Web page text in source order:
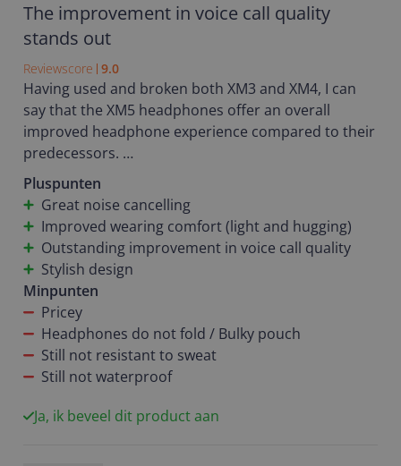
The improvement in voice call quality
stands out
Reviewscore 9.0
Having used and broken both XM3 and XM4, I can
say that the XM5 headphones offer an overall
improved headphone experience compared to their
predecessors.
The noise cancelling is excellent, as one would
expect, although the noticeable improvement from
XM4 is marginal, I have to admit.
The comfort of wear is really improved; the set is
lighter, and the ear pads are bigger. After wearing
the headphones for hours, the area around my ears
was noticeably less strained and sweaty than usual
with my XM4.
The actual game changer for me is the
Pluspunten
Great noise cancelling
Improved wearing comfort (light and hugging)
Outstanding improvement in voice call quality
Stylish design
Minpunten
Pricey
Headphones do not fold / Bulky pouch
Still not resistant to sweat
Still not waterproof
Ja, ik beveel dit product aan